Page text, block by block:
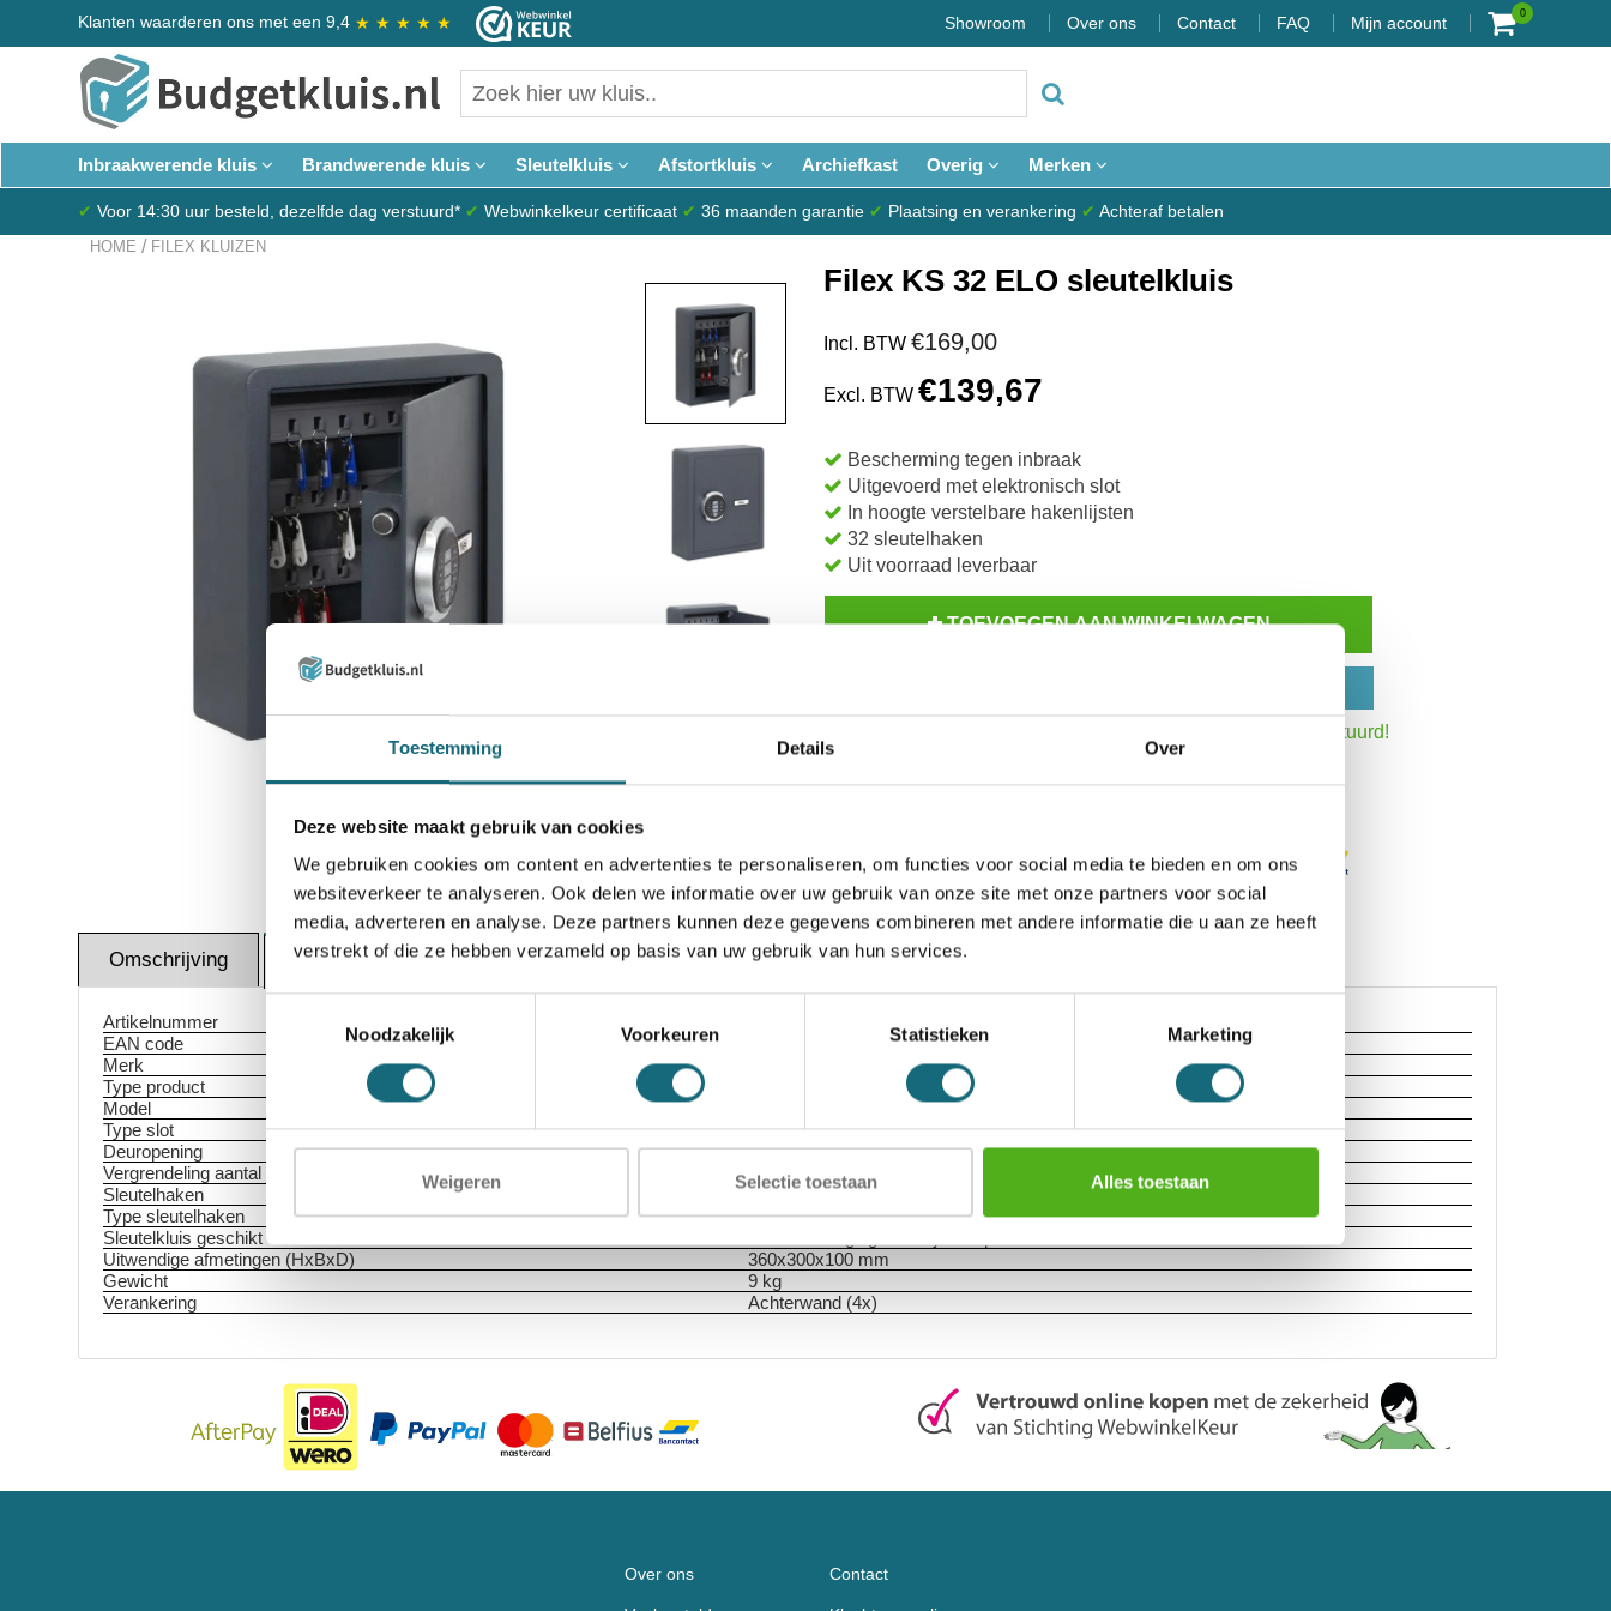
Toestemming Details Over
Deze website maakt gebruik van cookies
We gebruiken cookies om content en advertenties te personaliseren, om functies voor social media te bieden en om ons
websiteverkeer te analyseren. Ook delen we informatie over uw gebruik van onze site met onze partners voor social
media, adverteren en analyse. Deze partners kunnen deze gegevens combineren met andere informatie die u aan ze heeft
verstrekt of die ze hebben verzameld op basis van uw gebruik van hun services.
Noodzakelijk
Voorkeuren Statistieken Marketing
Weigeren Selectie toestaan Alles toestaan
Klanten waarderen ons met een 9,4 ★ ★ ★ ★ ★ Showroom Over ons Contact FAQ Mijn account
0
Inbraakwerende kluis Brandwerende kluis Sleutelkluis Afstortkluis Archiefkast Overig Merken
✔ Voor 14:30 uur besteld, dezelfde dag verstuurd* ✔ Webwinkelkeur certificaat ✔ 36 maanden garantie ✔ Plaatsing en verankering ✔ Achteraf betalen
HOME / FILEX KLUIZEN
Inzoomen
Filex KS 32 ELO sleutelkluis
Incl. BTW €169,00
Excl. BTW €139,67
Bescherming tegen inbraak
Uitgevoerd met elektronisch slot
In hoogte verstelbare hakenlijsten
32 sleutelhaken
Uit voorraad leverbaar
TOEVOEGEN AAN WINKELWAGEN
dezelfde werkdag verstuurd!
Omschrijving Specificaties Documentatie Alternatieven Levering Opties
Artikelnummer
EAN code
Merk
Type product
Model
Filex KS Sleutelkluis 32 elo
Type slot
Elektronisch slot (inclusief batterijen en noodsleutels)
Deuropening
90 graden
Vergrendeling aantal zijden
Sleutelhaken
32
Type sleutelhaken
Verstelbare sleutelrekjes voor verschillende sleutellengtes
Sleutelkluis geschikt voor
Uitwendige afmetingen (HxBxD)
360x300x100 mm
Gewicht
9 kg
Verankering
Achterwand (4x)
Over ons Contact